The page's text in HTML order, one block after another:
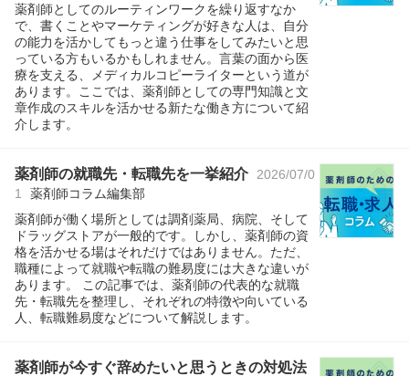
薬剤師としてのルーティンワークを繰り返すなか
で、書くことやマーケティングが好きな人は、自分
の能力を活かしてもっと違う仕事をしてみたいと思
っている方もいるかもしれません。言葉の面から医
療を支える、メディカルコピーライターという道が
あります。ここでは、薬剤師としての専門知識と文
章作成のスキルを活かせる新たな働き方について紹
介します。
薬剤師の就職先・転職先を一挙紹介
2026/07/0
1
薬剤師コラム編集部
薬剤師が働く場所としては調剤薬局、病院、そして
ドラッグストアが一般的です。しかし、薬剤師の資
格を活かせる場はそれだけではありません。ただ、
職種によって就職や転職の難易度には大きな違いが
あります。 この記事では、薬剤師の代表的な就職
先・転職先を整理し、それぞれの特徴や向いている
人、転職難易度などについて解説します。
薬剤師が今すぐ辞めたいと思うときの対処法